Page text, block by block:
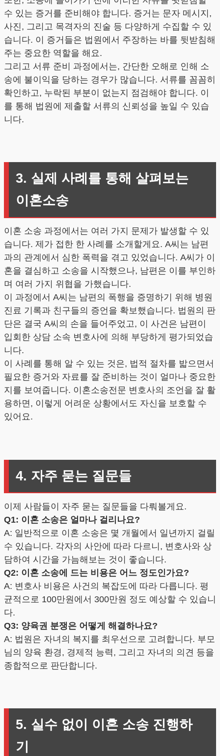
수 있는 증거를 준비해야 합니다. 증거는 문자 메시지,
사진, 그리고 목격자의 진술 등 다양하게 수집할 수 있
습니다. 이 증거들은 법원에서 주장하는 바를 뒷받침해
주는 중요한 역할을 해요.
그리고 서류 준비 과정에서는, 간단한 오해로 인해 소
송에 불이익을 당하는 경우가 많습니다. 서류를 꼼꼼히
확인하고, 누락된 부분이 없는지 점검해야 합니다. 이
를 통해 법원에 제출할 서류의 신뢰성을 높일 수 있습
니다.
3. 실제 사례를 통해 살펴보는
이혼소송
이혼 소송 과정에서는 여러 가지 문제가 발생할 수 있
습니다. 제가 접한 한 사례를 소개할게요. A씨는 남편
과의 관계에서 심한 폭력을 겪고 있었습니다. A씨가 이
혼을 결심하고 소송을 시작했으나, 남편은 이를 부인하
며 여러 가지 위협을 가했습니다.
이 과정에서 A씨는 남편의 폭행을 증명하기 위해 병원
진료 기록과 친구들의 증언을 확보했습니다. 법원의 판
단은 결국 A씨의 손을 들어주었고, 이 사건은 남편이
입회한 상담 소속 변호사에 의해 부당하게 평가되었습
니다.
이 사례를 통해 알 수 있는 것은, 법적 절차를 밟으면서
필요한 증거와 자료를 잘 준비하는 것이 얼마나 중요한
지를 보여줍니다. 이혼소송전문 변호사의 조언을 잘 활
용하면, 이렇게 어려운 상황에서도 자신을 보호할 수
있어요.
4. 자주 묻는 질문들
이제 사람들이 자주 묻는 질문들을 다뤄볼게요.
Q1: 이혼 소송은 얼마나 걸리나요?
A: 일반적으로 이혼 소송은 몇 개월에서 일년까지 걸릴
수 있습니다. 각자의 사안에 따라 다르니, 변호사와 상
담하여 시간을 가늠해보는 것이 좋습니다.
Q2: 이혼 소송에 드는 비용은 어느 정도인가요?
A: 변호사 비용은 사건의 복잡도에 따라 다릅니다. 평
균적으로 100만원에서 300만원 정도 예상할 수 있습니
다.
Q3: 양육권 분쟁은 어떻게 해결하나요?
A: 법원은 자녀의 복지를 최우선으로 고려합니다. 부모
님의 양육 환경, 경제적 능력, 그리고 자녀의 의견 등을
종합적으로 판단합니다.
5. 실수 없이 이혼 소송 진행하
기